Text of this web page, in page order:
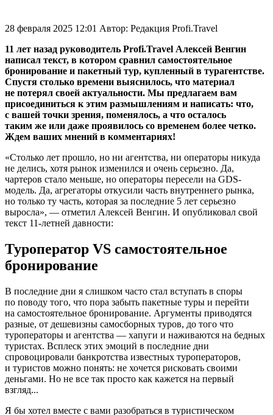
28 февраля 2025 12:01 Автор: Редакция Profi.Travel
11 лет назад руководитель Profi.Travel Алексей Венгин
написал текст, в котором сравнил самостоятельное
бронирование и пакетный тур, купленный в турагентстве.
Спустя столько времени выяснилось, что материал
не потерял своей актуальности. Мы предлагаем вам
присоединиться к этим размышлениям и написать: что,
с вашей точки зрения, поменялось, а что осталось
таким же или даже проявилось со временем более четко.
Ждем ваших мнений в комментариях!
«Столько лет прошло, но ни агентства, ни операторы никуда
не делись, хотя рынок изменился и очень серьезно. Да,
чартеров стало меньше, но операторы пересели на GDS-
модель. Да, агрегаторы откусили часть внутреннего рынка,
но только ту часть, которая за последние 5 лет серьезно
выросла», — отметил Алексей Венгин. И опубликовал свой
текст 11-летней давности:
Туроператор VS самостоятельное
бронирование
В последние дни я слишком часто стал вступать в споры
по поводу того, что пора забыть пакетные туры и перейти
на самостоятельное бронирование. Аргументы приводятся
разные, от дешевизны самосборных туров, до того что
туроператоры и агентства — хапуги и наживаются на бедных
туристах. Всплеск этих эмоций в последние дни
спровоцировали банкротства известных туроператоров,
и туристов можно понять: не хочется рисковать своими
деньгами. Но не все так просто как кажется на первый
взгляд...
Я бы хотел вместе с вами разобраться в туристическом